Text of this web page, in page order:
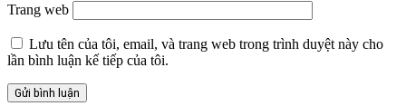
Trang web
Lưu tên của tôi, email, và trang web trong trình duyệt này cho
lần bình luận kế tiếp của tôi.